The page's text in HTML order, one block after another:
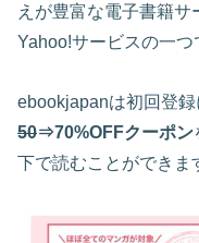
えが豊富な電子書籍サ
Yahoo!サービスの一つ
ebookjapanは初回登録
50⇒70%OFFクーポン
下で読むことができま